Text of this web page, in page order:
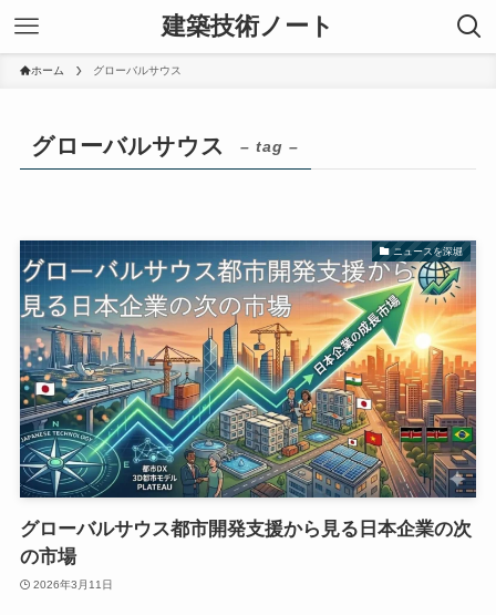
建築技術ノート
ホーム グローバルサウス
グローバルサウス – tag –
ニュースを深堀
グローバルサウス都市開発支援から見る日本企業の次
の市場
2026年3月11日